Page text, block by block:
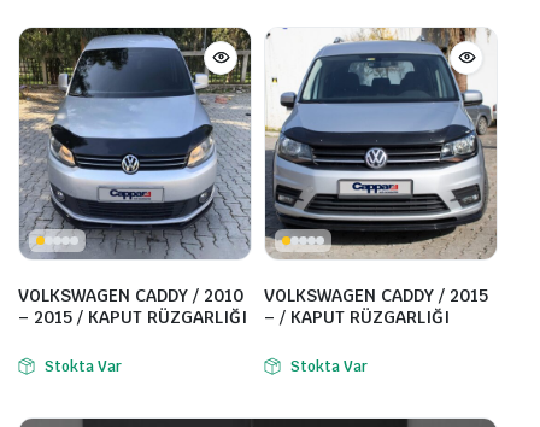
VOLKSWAGEN CADDY / 2010
– 2015 / KAPUT RÜZGARLIĞI
Stokta Var
VOLKSWAGEN CADDY / 2015
– / KAPUT RÜZGARLIĞI
Stokta Var